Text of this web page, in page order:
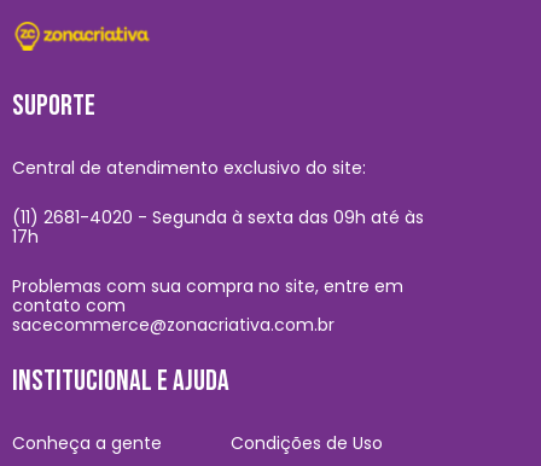
SUPORTE
Central de atendimento exclusivo do site:
(11) 2681-4020 - Segunda à sexta das 09h até às
17h
Problemas com sua compra no site, entre em
contato com
sacecommerce@zonacriativa.com.br
INSTITUCIONAL E AJUDA
Conheça a gente Condições de Uso